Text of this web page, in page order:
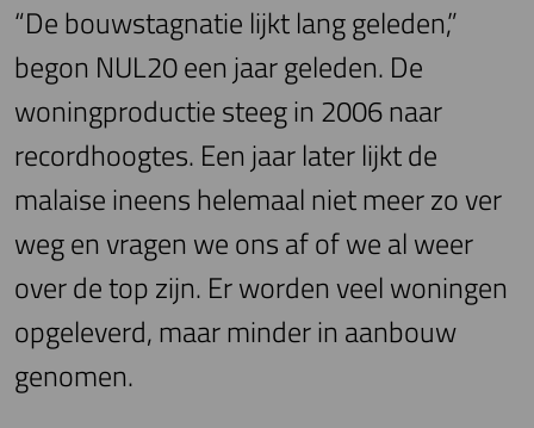
“De bouwstagnatie lijkt lang geleden,”
begon NUL20 een jaar geleden. De
woningproductie steeg in 2006 naar
recordhoogtes. Een jaar later lijkt de
malaise ineens helemaal niet meer zo ver
weg en vragen we ons af of we al weer
over de top zijn. Er worden veel woningen
opgeleverd, maar minder in aanbouw
genomen.